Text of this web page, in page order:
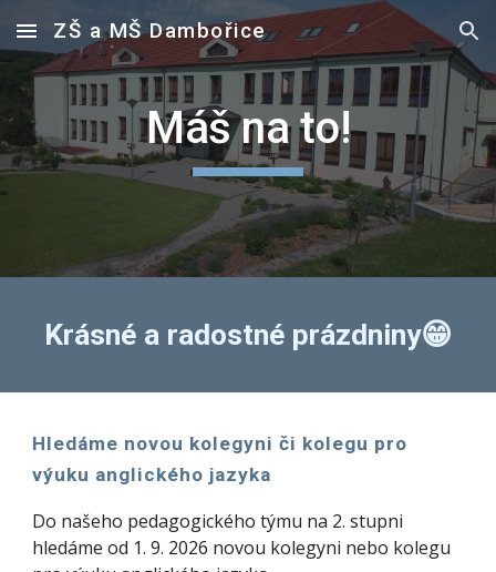
Skip to main content Skip to navigation
ZŠ a MŠ Dambořice
Máš na to!
Krásné a radostné prázdniny😁
Hledáme novou kolegyni či kolegu pro
výuku anglického jazyka
Do našeho pedagogického týmu na 2. stupni
hledáme od 1. 9. 2026 novou kolegyni nebo kolegu